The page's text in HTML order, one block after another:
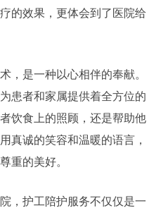
的效果，更体会到了医院给
是一种以心相伴的奉献。
患者和家属提供着全方位的
饮食上的照顾，还是帮助他
真诚的笑容和温暖的语言，
重的美好。
护工陪护服务不仅仅是一